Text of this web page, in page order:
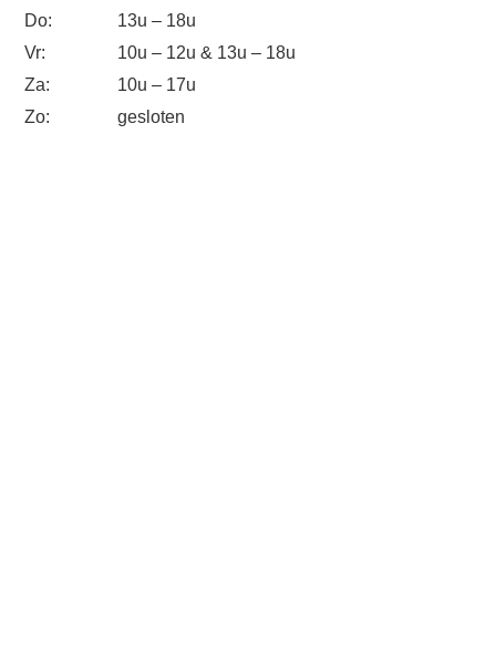
Do:
13u – 18u
Vr:
10u – 12u & 13u – 18u
Za:
10u – 17u
Zo:
gesloten